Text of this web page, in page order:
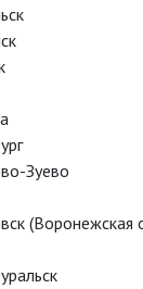
тут
Нетребко не
Вечером в
за
Зуево
(Воронежская